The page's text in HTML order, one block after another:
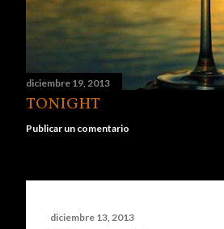
diciembre 19, 2013
TONIGHT
Publicar un comentario
diciembre 13, 2013